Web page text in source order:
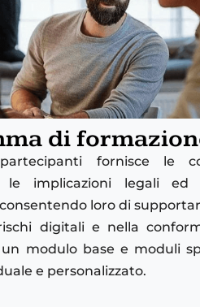
di
fornisce le
le implicazioni legali ed
loro di
digitali e nella
modulo base e moduli
e personalizzato.